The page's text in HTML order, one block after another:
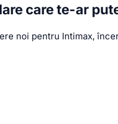
care te-ar
noi pentru Intimax,